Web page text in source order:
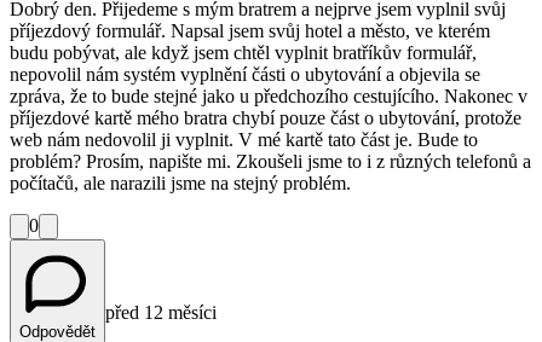
Dobrý den. Přijedeme s mým bratrem a nejprve jsem vyplnil svůj
příjezdový formulář. Napsal jsem svůj hotel a město, ve kterém
budu pobývat, ale když jsem chtěl vyplnit bratříkův formulář,
nepovolil nám systém vyplnění části o ubytování a objevila se
zpráva, že to bude stejné jako u předchozího cestujícího. Nakonec v
příjezdové kartě mého bratra chybí pouze část o ubytování, protože
web nám nedovolil ji vyplnit. V mé kartě tato část je. Bude to
problém? Prosím, napište mi. Zkoušeli jsme to i z různých telefonů a
počítačů, ale narazili jsme na stejný problém.
0
Odpovědět
před 12 měsíci